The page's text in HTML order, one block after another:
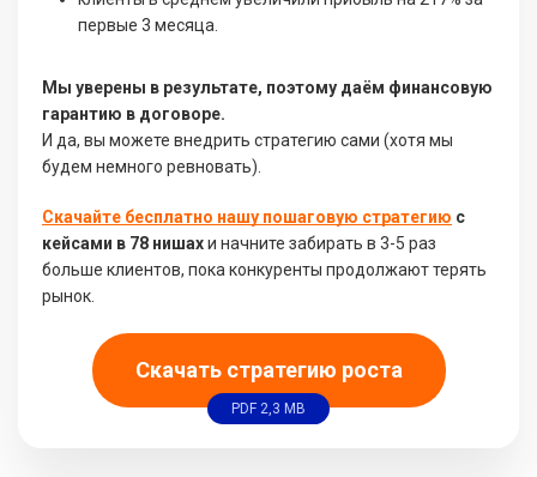
первые 3 месяца.
Мы уверены в результате, поэтому даём финансовую
гарантию в договоре.
И да, вы можете внедрить стратегию сами (хотя мы
будем немного ревновать).
Скачайте бесплатно нашу пошаговую стратегию с
кейсами в 78 нишахи начните забирать в 3-5 раз
больше клиентов, пока конкуренты продолжают терять
рынок.
Скачать стратегию роста
PDF 2,3 MB